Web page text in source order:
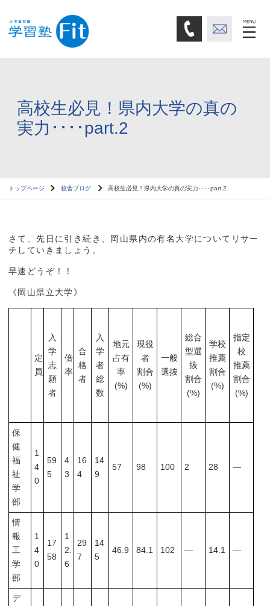
高校生必見！県内大学の真の
実力････part.2
トップページ 校舎ブログ 高校生必見！県内大学の真の実力････part.2
さて、先日に引き続き、岡山県内の有名大学についてリサー
チしていきましょう。
早速どうぞ！！
《岡山県立大学》
定
員
入
学
志
願
者
倍
率
合
格
者
入
学
者
総
数
地元
占有
率
(%)
現役
者
割合
(%)
一般
選抜
総合
型選
抜
割合
(%)
学校
推薦
割合
(%)
指定
校
推薦
割合
(%)
保
健
福
祉
学
部
1
4
0
59
5
4.
3
16
4
14
9
57 98 100 2 28 ―
情
報
工
学
部
1
4
0
17
58
1
2.
6
29
7
14
5
46.9 84.1 102 ― 14.1 ―
デ